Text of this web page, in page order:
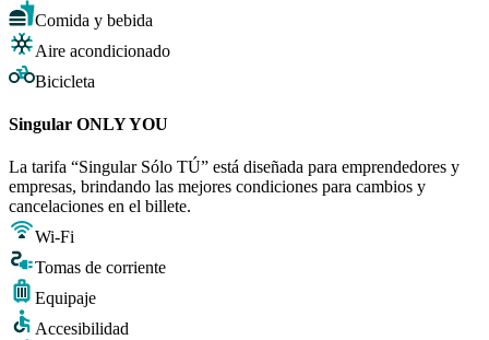
Comida y bebida
Aire acondicionado
Bicicleta
Singular ONLY YOU
La tarifa “Singular Sólo TÚ” está diseñada para emprendedores y
empresas, brindando las mejores condiciones para cambios y
cancelaciones en el billete.
Wi-Fi
Tomas de corriente
Equipaje
Accesibilidad